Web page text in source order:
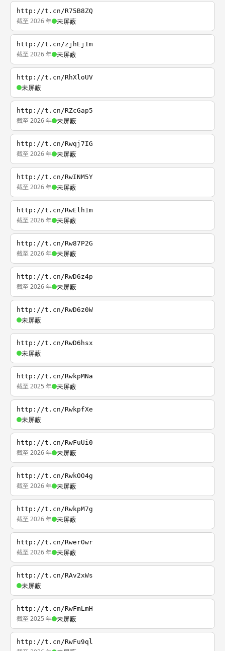
http://t.cn/R75B8ZQ
截至 2026 年 未屏蔽
http://t.cn/zjhEjIm
截至 2026 年 未屏蔽
http://t.cn/RhXloUV
未屏蔽
http://t.cn/RZcGap5
截至 2026 年 未屏蔽
http://t.cn/Rwqj7IG
截至 2026 年 未屏蔽
http://t.cn/RwINM5Y
截至 2026 年 未屏蔽
http://t.cn/RwElh1m
截至 2026 年 未屏蔽
http://t.cn/Rw87P2G
截至 2026 年 未屏蔽
http://t.cn/RwD6z4p
截至 2026 年 未屏蔽
http://t.cn/RwD6z0W
未屏蔽
http://t.cn/RwD6hsx
未屏蔽
http://t.cn/RwkpMNa
截至 2025 年 未屏蔽
http://t.cn/RwkpfXe
未屏蔽
http://t.cn/RwFuUi0
截至 2026 年 未屏蔽
http://t.cn/RwkOO4g
截至 2026 年 未屏蔽
http://t.cn/RwkpM7g
截至 2026 年 未屏蔽
http://t.cn/RwerOwr
截至 2026 年 未屏蔽
http://t.cn/RAv2xWs
未屏蔽
http://t.cn/RwFmLmH
截至 2025 年 未屏蔽
http://t.cn/RwFu9ql